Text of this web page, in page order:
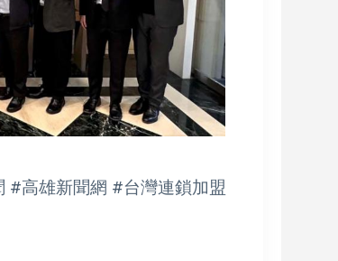
#高雄新聞網 #台灣連鎖加盟